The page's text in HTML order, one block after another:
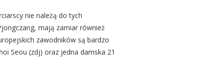
nie należą do tych
mają zamiar również
zawodników są bardzo
Seou (zdj) oraz jedna damska 21